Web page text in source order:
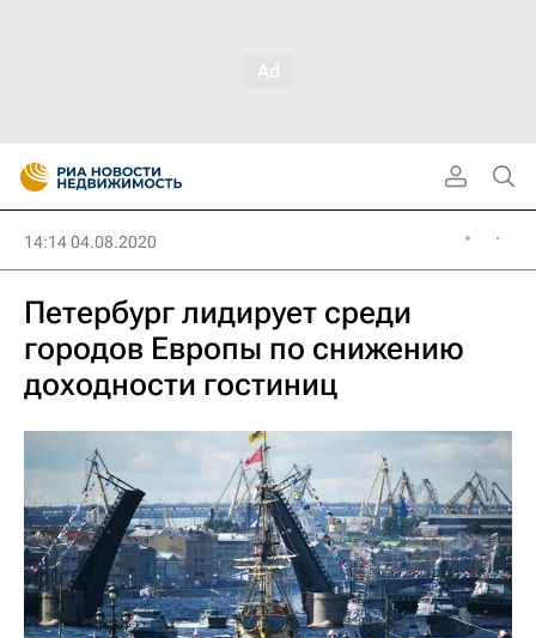
14:14 04.08.2020
Петербург лидирует среди
городов Европы по снижению
доходности гостиниц